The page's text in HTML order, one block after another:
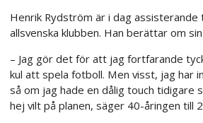
Henrik Rydström är i dag assisterande
allsvenska klubben. Han berättar om
– Jag gör det för att jag fortfarande
kul att spela fotboll. Men visst, jag har
så om jag hade en dålig touch tidigare
hej vilt på planen, säger 40-åringen till